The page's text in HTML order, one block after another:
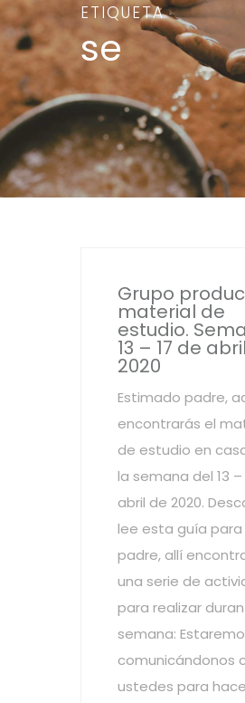
ETIQUETA
se
Grupo
material de
estudio.
13 – 17 de
2020
Estimado padre,
encontrarás el
de estudio en
la semana del 13 –
abril de 2020.
lee esta guía para
padre, allí
una serie de
para realizar
semana:
comunicándonos
ustedes para